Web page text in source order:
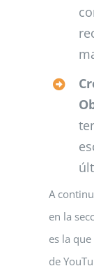
A
en la
es la
de